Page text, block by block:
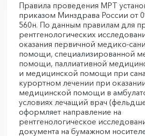
Правила проведения МРТ
приказом Минздрава России от
560н. По данным правилам для
рентгенологических
оказания первичной медико-
помощи, специализированной
помощи, паллиативной
и медицинской помощи при
курортном лечении при
медицинской помощи в
условиях лечащий врач
оформляет направление на
рентгенологическое
документа на бумажном